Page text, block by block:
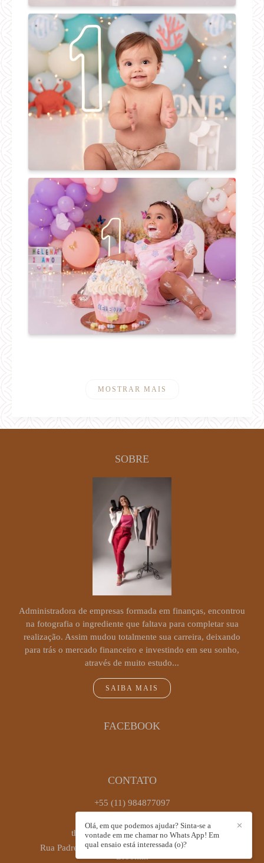
MOSTRAR MAIS
SOBRE
Administradora de empresas formada em finanças, encontrou
na fotografia o ingrediente que faltava para completar sua
realização. Assim mudou totalmente sua carreira, deixando
para trás o mercado financeiro e investindo em seu sonho,
através de muito estudo...
SAIBA MAIS
FACEBOOK
CONTATO
+55 (11) 984877097
thaiscastrofotografia@gmail.com
Rua Padre Antônio José dos Santos, 449, sala 72 -
Brooklin
✕
Olá, em que podemos ajudar? Sinta-se a
vontade em me chamar no Whats App! Em
qual ensaio está interessada (o)?